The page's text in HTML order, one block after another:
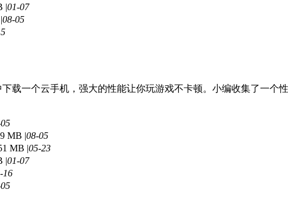
|01-07
08-05
载一个云手机，强大的性能让你玩游戏不卡顿。小编收集了一个
MB |08-05
MB |05-23
|01-07
16